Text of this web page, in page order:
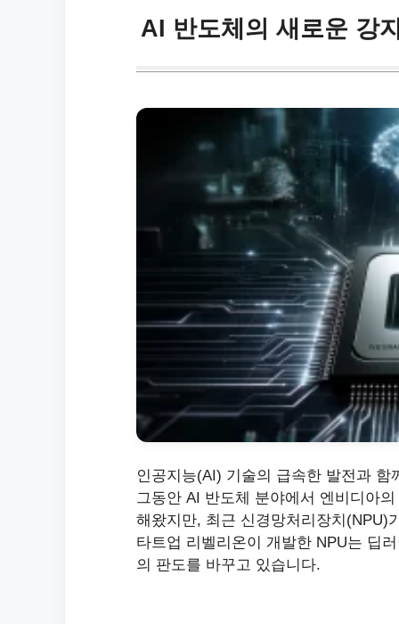
AI 반도체의 새로운 강
인공지능(AI) 기술의 급속한 발전과
그동안 AI 반도체 분야에서 엔비디아
해왔지만, 최근 신경망처리장치(NPU)
타트업 리벨리온이 개발한 NPU는 딥
의 판도를 바꾸고 있습니다.